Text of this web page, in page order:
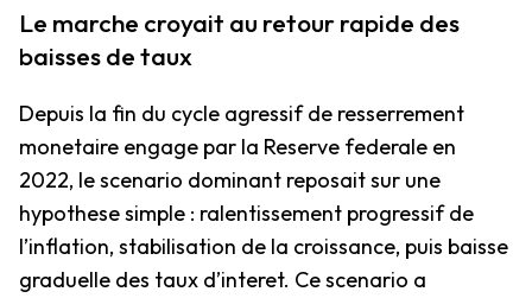
Le marche croyait au retour rapide des
baisses de taux
Depuis la fin du cycle agressif de resserrement
monetaire engage par la Reserve federale en
2022, le scenario dominant reposait sur une
hypothese simple : ralentissement progressif de
l’inflation, stabilisation de la croissance, puis baisse
graduelle des taux d’interet. Ce scenario a